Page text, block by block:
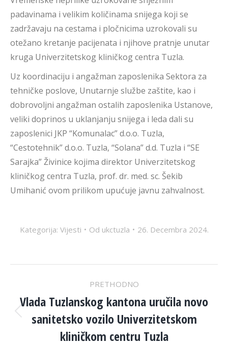
padavinama i velikim količinama snijega koji se
zadržavaju na cestama i pločnicima uzrokovali su
otežano kretanje pacijenata i njihove pratnje unutar
kruga Univerzitetskog kliničkog centra Tuzla.
Uz koordinaciju i angažman zaposlenika Sektora za
tehničke poslove, Unutarnje službe zaštite, kao i
dobrovoljni angažman ostalih zaposlenika Ustanove,
veliki doprinos u uklanjanju snijega i leda dali su
zaposlenici JKP “Komunalac” d.o.o. Tuzla,
“Cestotehnik” d.o.o. Tuzla, “Solana” d.d. Tuzla i “SE
Sarajka” Živinice kojima direktor Univerzitetskog
kliničkog centra Tuzla, prof. dr. med. sc. Šekib
Umihanić ovom prilikom upućuje javnu zahvalnost.
Kategorija: Vijesti Od ukctuzla 26. Decembra 2024.
NAVIGATION
PRETHODNO
Previous
post:
Vlada Tuzlanskog kantona uručila novo
sanitetsko vozilo Univerzitetskom
kliničkom centru Tuzla